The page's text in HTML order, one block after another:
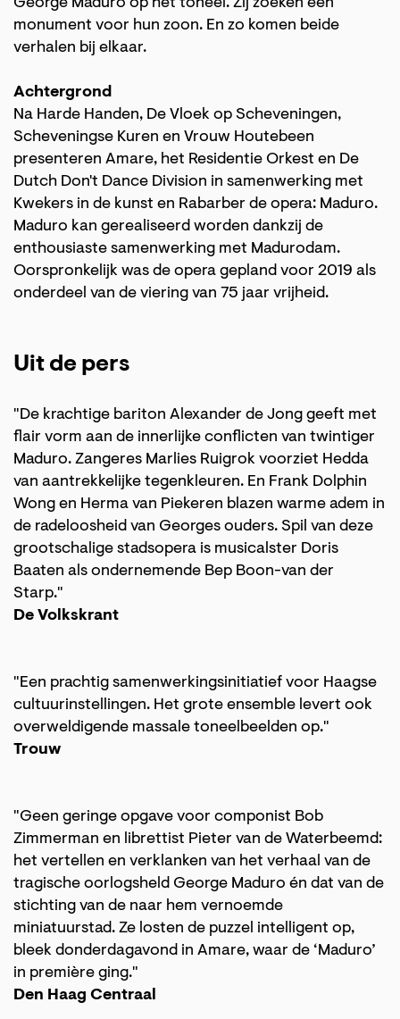
George Maduro op het toneel. Zij zoeken een
monument voor hun zoon. En zo komen beide
verhalen bij elkaar.
Achtergrond
Na Harde Handen, De Vloek op Scheveningen,
Scheveningse Kuren en Vrouw Houtebeen
presenteren Amare, het Residentie Orkest en De
Dutch Don't Dance Division in samenwerking met
Kwekers in de kunst en Rabarber de opera: Maduro.
Maduro kan gerealiseerd worden dankzij de
enthousiaste samenwerking met Madurodam.
Oorspronkelijk was de opera gepland voor 2019 als
onderdeel van de viering van 75 jaar vrijheid.
Uit de pers
"De krachtige bariton Alexander de Jong geeft met
flair vorm aan de innerlijke conflicten van twintiger
Maduro. Zangeres Marlies Ruigrok voorziet Hedda
van aantrekkelijke tegenkleuren. En Frank Dolphin
Wong en Herma van Piekeren blazen warme adem in
de radeloosheid van Georges ouders. Spil van deze
grootschalige stadsopera is musicalster Doris
Baaten als ondernemende Bep Boon-van der
Starp."
De Volkskrant
"Een prachtig samenwerkingsinitiatief voor Haagse
cultuurinstellingen. Het grote ensemble levert ook
overweldigende massale toneelbeelden op."
Trouw
"Geen geringe opgave voor componist Bob
Zimmerman en librettist Pieter van de Waterbeemd:
het vertellen en verklanken van het verhaal van de
tragische oorlogsheld George Maduro én dat van de
stichting van de naar hem vernoemde
miniatuurstad. Ze losten de puzzel intelligent op,
bleek donderdagavond in Amare, waar de ‘Maduro’
in première ging."
Den Haag Centraal
Inzoomen